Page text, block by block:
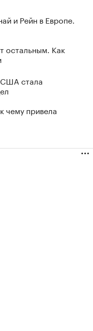
и Рейн в Европе.
остальным. Как
стала
чему привела